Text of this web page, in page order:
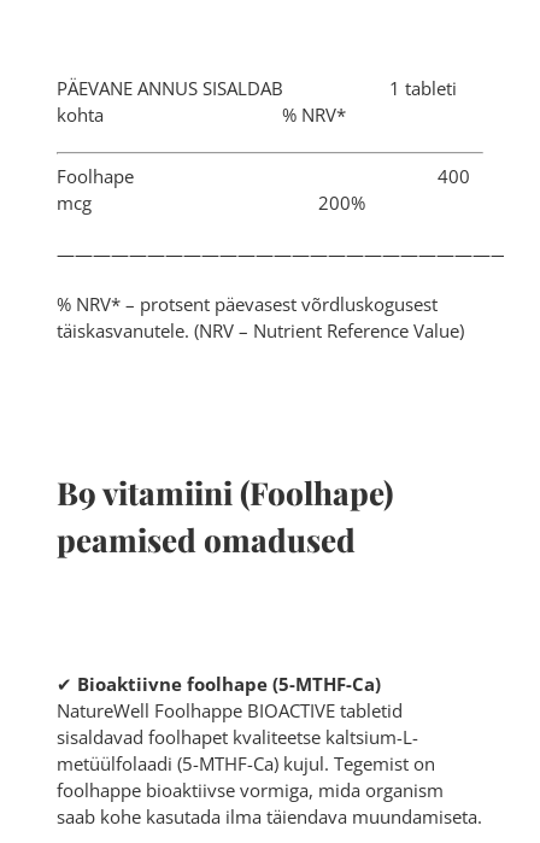
PÄEVANE ANNUS SISALDAB 1 tableti
kohta % NRV*
Foolhape 400
mcg 200%
% NRV* – protsent päevasest võrdluskogusest
täiskasvanutele. (NRV – Nutrient Reference Value)
B9 vitamiini (Foolhape)
peamised omadused
✔ Bioaktiivne foolhape (5-MTHF-Ca)
NatureWell Foolhappe BIOACTIVE tabletid
sisaldavad foolhapet kvaliteetse kaltsium-L-
metüülfolaadi (5-MTHF-Ca) kujul. Tegemist on
foolhappe bioaktiivse vormiga, mida organism
saab kohe kasutada ilma täiendava muundamiseta.